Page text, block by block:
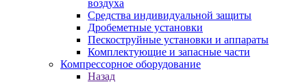
воздуха
Средства индивидуальной защиты
Дробеметные установки
Пескоструйные установки и аппараты
Комплектующие и запасные части
Компрессорное оборудование
Назад